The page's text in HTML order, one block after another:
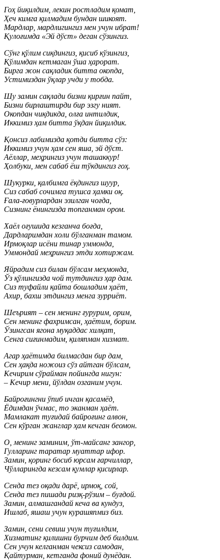
Гоҳ йиқилдим, лекин ростладим қомат,
Ҳеч кимга қилмадим бундан шикоят.
Мардлар, мардлигингиз мен учун ибрат!
Қулоғимда «Эй дўст» деган сўзингиз.
Сўнг қўлим сиқдингиз, қисиб кўзингиз,
Қўлимдан кетмаган ўша ҳарорат.
Бирга жон сақладик битта окопда,
Устимиздан ўқлар учди у тобда.
Шу замин сақлади бизни қирғин пайт,
Бизни бирлаштирди бир эзгу ният.
Окопдан чиқдикда, олға интилдик,
Иккимиз ҳам битта ўқдан йиқилдик.
Қонсиз лабимизда қотди битта сўз:
Иккимиз учун ҳам сен яша, эй дўст.
Аёллар, меҳрингиз учун ташаккур!
Ҳолбуки, мен сабаб ёш тўкдингиз гоҳ.
Шукурки, қалбимга ёқдингиз шуур,
Сиз сабаб сочимга тушса ҳамки оқ.
Ғала-ғовурлардан эзилган чоғда,
Сизнинг ёнингизда топганман ором.
Хаёл оғушида кезганча боғда,
Дардларимдан холи бўлганман тамом.
Ирмоқлар исёни тинар уммонда,
Уммондай меҳрингиз этди хотиржам.
Яйрадим сиз билан бўлсам меҳмонда,
Ўз қўлингизда чой тутдингиз ҳар дам.
Сиз туфайли қайта бошладим ҳаёт,
Ахир, бахш этдингиз менга зурриёт.
Шеърият – сен менинг ғурурим, орим,
Сен менинг фахримсан, ҳаётим, борим.
Ўзингсан ягона муқаддас хилқат,
Сенга сиғинмадим, қиляпман хизмат.
Агар ҳаётимда билмасдан бир дам,
Сен ҳақда ножоиз сўз айтган бўлсам,
Кечирим сўрайман пойингда нигун:
– Кечир мени, йўлдан озганим учун.
Байроғингни ўпиб ичган қасамёд,
Ёдимдан ўчмас, то эканман ҳаёт.
Мамлакат туғидай байроғинг алвон,
Сен кўрган жанглар ҳам кечган беомон.
О, менинг заминим, ўт-майсанг зангор,
Гулларинг таратар муаттар ифор.
Замин, қоринг босиб юрсам ғарчиллар,
Чўлларингда кезсам қумлар қисирлар.
Сенда тез оқади дарё, ирмоқ, сой,
Сенда тез пишади ризқ-рўзим – буғдой.
Замин, алмашгандай кеча ва кундуз,
Ишлаб, яшаш учун курашяпмиз биз.
Замин, сени севиш учун туғилдим,
Хизматинг қилишни бурчим деб билдим.
Сен учун келганман чексиз самодан,
Қайтурман, кетганда фоний дунёдан.